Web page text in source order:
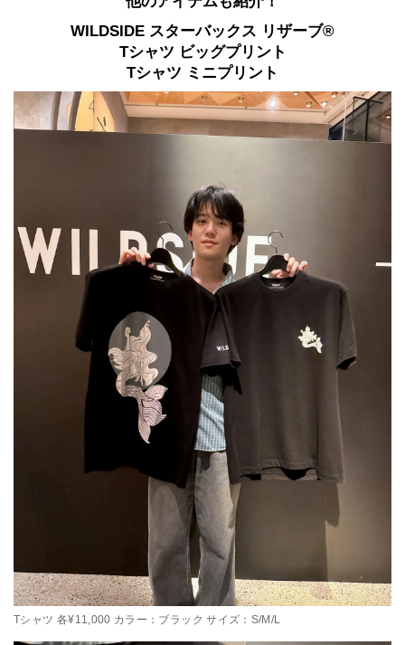
WILDSIDE スターバックス リザーブ®
Tシャツ ビッグプリント
Tシャツ ミニプリント
Tシャツ 各¥11,000 カラー：ブラック サイズ：S/M/L